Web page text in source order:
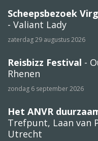
Scheepsbezoek
- Valiant Lady
zaterdag 29 augustus 2026
Reisbizz Festival -
Rhenen
zondag 6 september 2026
Het ANVR
Trefpunt, Laan van
Utrecht